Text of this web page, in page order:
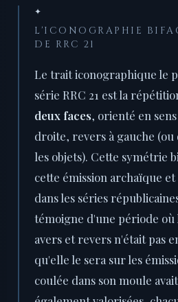
✦
L'ICONOGRAPHIE
DE RRC 21
Le trait iconographique le
série RRC 21 est la
deux faces, orienté en
droite, revers à gauche (ou
les objets). Cette symétrie
cette émission archaïque
dans les séries
témoigne d'une période
avers et revers n'était pas
qu'elle le sera sur les
coulée dans son moule